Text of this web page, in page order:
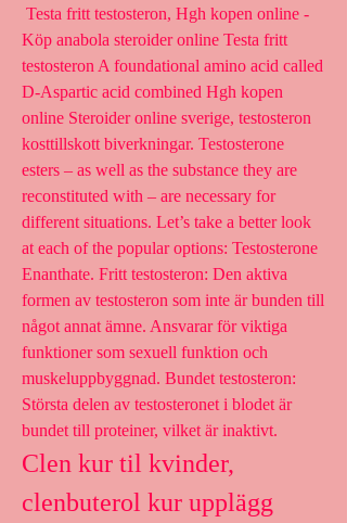
Köp anabola steroider online Testa fritt
testosteron A foundational amino acid called
D-Aspartic acid combined Hgh kopen
online Steroider online sverige, testosteron
kosttillskott biverkningar. Testosterone
esters – as well as the substance they are
reconstituted with – are necessary for
different situations. Let’s take a better look
at each of the popular options: Testosterone
Enanthate. Fritt testosteron: Den aktiva
formen av testosteron som inte är bunden till
något annat ämne. Ansvarar för viktiga
funktioner som sexuell funktion och
muskeluppbyggnad. Bundet testosteron:
Största delen av testosteronet i blodet är
bundet till proteiner, vilket är inaktivt.
Clen kur til kvinder,
clenbuterol kur upplägg